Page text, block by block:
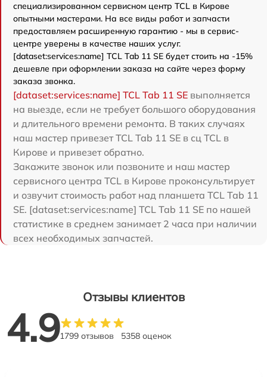
специализированном сервисном центр TCL в Кирове
опытными мастерами. На все виды работ и запчасти
предоставляем расширенную гарантию - мы в сервис-
центре уверены в качестве наших услуг.
[dataset:services:name] TCL Tab 11 SE будет стоить на -15%
дешевле при оформлении заказа на сайте через форму
заказа звонка.
[dataset:services:name] TCL Tab 11 SE выполняется
на выезде, если не требует большого оборудования
и длительного времени ремонта. В таких случаях
наш мастер привезет TCL Tab 11 SE в сц TCL в
Кирове и привезет обратно.
Закажите звонок или позвоните и наш мастер
сервисного центра TCL в Кирове проконсультирует
и озвучит стоимость работ над планшета TCL Tab 11
SE. [dataset:services:name] TCL Tab 11 SE по нашей
статистике в среднем занимает 2 часа при наличии
всех необходимых запчастей.
Отзывы клиентов
4.91799 отзывов 5358 оценок